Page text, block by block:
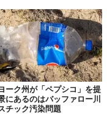
てくれました。
ネシアから世界へと
すぐに達成するこ
1970年代から現在
べると生分解性プ
ーク州が「ペプシコ」を提
にあるのはバッファロー川
チック汚染問題